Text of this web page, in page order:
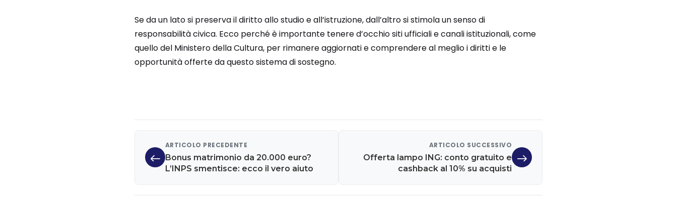
Se da un lato si preserva il diritto allo studio e all’istruzione, dall’altro si stimola un senso di
responsabilità civica. Ecco perché è importante tenere d’occhio siti ufficiali e canali istituzionali, come
quello del Ministero della Cultura, per rimanere aggiornati e comprendere al meglio i diritti e le
opportunità offerte da questo sistema di sostegno.
ARTICOLO PRECEDENTE
Bonus matrimonio da 20.000 euro?
L’INPS smentisce: ecco il vero aiuto
ARTICOLO SUCCESSIVO
Offerta lampo ING: conto gratuito e
cashback al 10% su acquisti